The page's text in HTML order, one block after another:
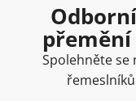
Spolehněte se